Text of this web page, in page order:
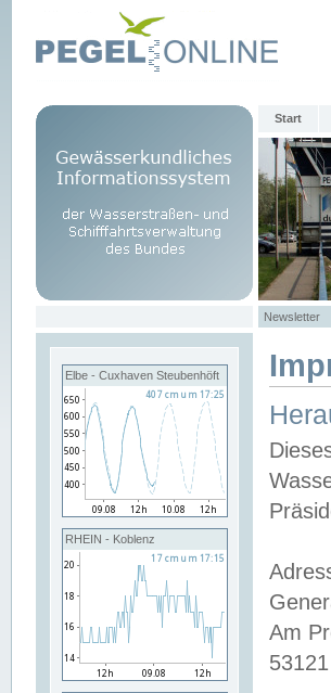
Start
Newsletter
Elbe - Cuxhaven Steubenhöft
RHEIN - Koblenz
Am